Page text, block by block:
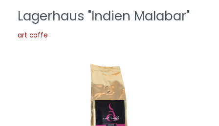
Lagerhaus "Indien Malabar"
art caffe